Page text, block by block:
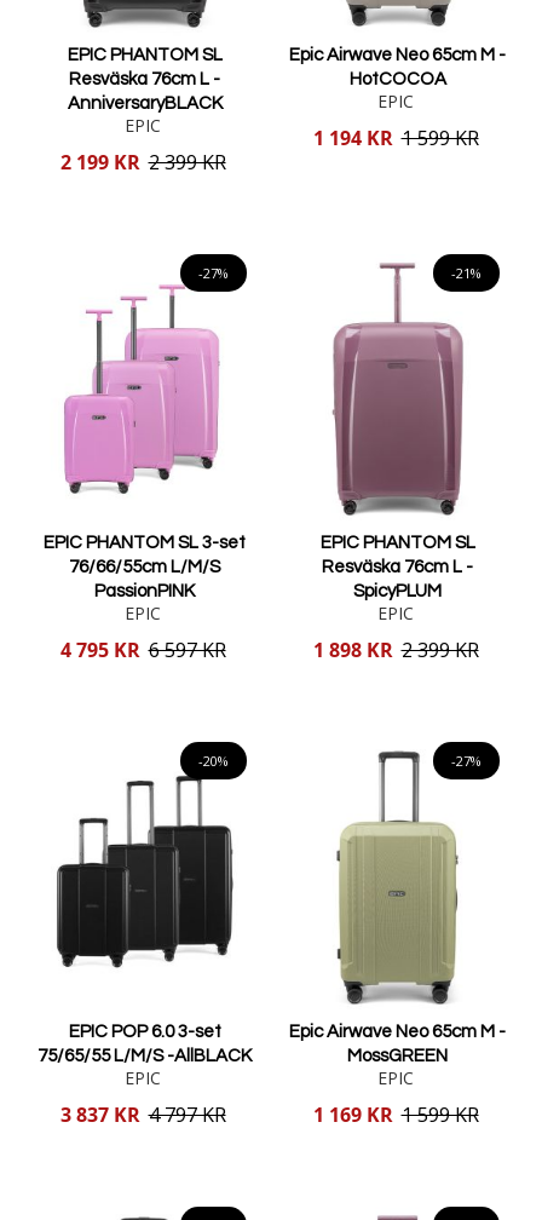
EPIC PHANTOM SL
Resväska 76cm L -
AnniversaryBLACK
EPIC
Reducerat
2 199 KR 2 399 KR
Epic Airwave Neo 65cm M -
HotCOCOA
EPIC
Reducerat
1 194 KR 1 599 KR
-27%
EPIC PHANTOM SL 3-set
76/66/55cm L/M/S
PassionPINK
EPIC
Reducerat
4 795 KR 6 597 KR
-21%
EPIC PHANTOM SL
Resväska 76cm L -
SpicyPLUM
EPIC
Reducerat
1 898 KR 2 399 KR
-20%
EPIC POP 6.0 3-set
75/65/55 L/M/S -AllBLACK
EPIC
Reducerat
3 837 KR 4 797 KR
-27%
Epic Airwave Neo 65cm M -
MossGREEN
EPIC
Reducerat
1 169 KR 1 599 KR